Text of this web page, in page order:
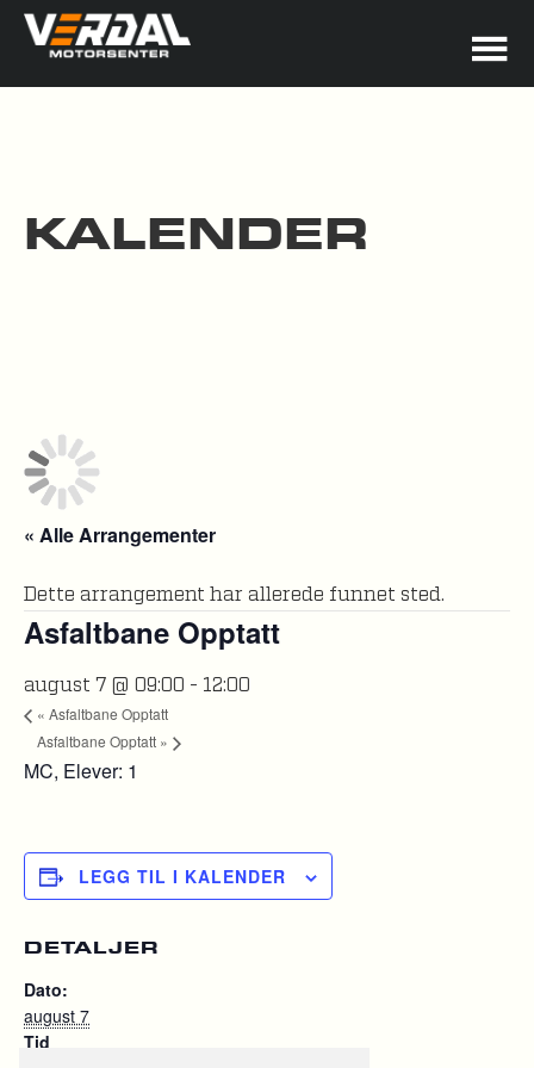
KALENDER
« Alle Arrangementer
Dette arrangement har allerede funnet sted.
Asfaltbane Opptatt
august 7 @ 09:00 - 12:00
« Asfaltbane Opptatt
Asfaltbane Opptatt »
MC, Elever: 1
LEGG TIL I KALENDER
DETALJER
Dato:
august 7
Tid